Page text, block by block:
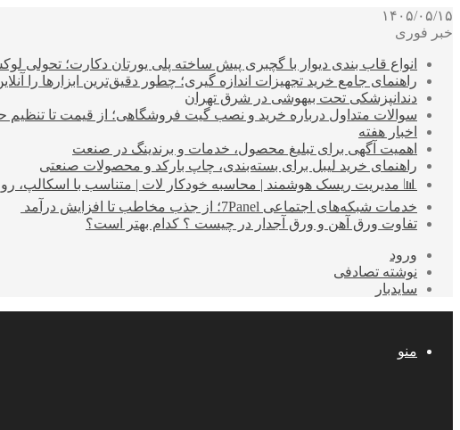
۱۴۰۵/۰۵/۱۵
خبر فوری
انواع قاب بندی دیوار با گچبری پیش ساخته پلی یورتان دکارت؛ تحولی
راهنمای جامع خرید تجهیزات اندازه گیری؛ چطور دقیق‌ترین ابزارها را
دندانپزشکی تحت بیهوشی در شرق تهران
سوالات متداول درباره خرید و نصب گیت فروشگاهی؛ از قیمت تا
اخبار هفته
اهمیت آگهی برای تبلیغ محصول، خدمات و برندینگ در صنعت
راهنمای خرید لیبل برای بسته‌بندی، چاپ بارکد و محصولات صنعتی
📊 مدیریت ریسک هوشمند | محاسبه خودکار لات | متناسب با اسکالپ،
خدمات شبکه‌های اجتماعی 7Panel؛ از جذب مخاطب تا افزایش درآمد
تفاوت ورق آهن و ورق آجدار در چیست ؟ کدام بهتر است؟
ورود
نوشته تصادفی
سایدبار
منو